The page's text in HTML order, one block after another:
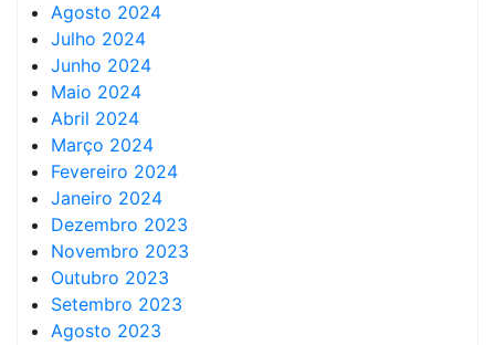
Agosto 2024
Julho 2024
Junho 2024
Maio 2024
Abril 2024
Março 2024
Fevereiro 2024
Janeiro 2024
Dezembro 2023
Novembro 2023
Outubro 2023
Setembro 2023
Agosto 2023